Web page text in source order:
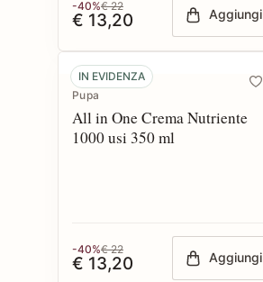
-40%€ 22
€ 13,20 Aggiungi
IN EVIDENZA
Pupa
All in One Crema Nutriente
1000 usi 350 ml
-40%€ 22
€ 13,20 Aggiungi